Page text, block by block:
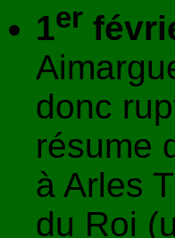
1er
donc
résume
à Arles
du Roi